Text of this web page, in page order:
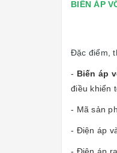
BIÊN ÁP
Đặc điểm,
- Biến áp
điều khiển
- Mã sản
- Điện áp